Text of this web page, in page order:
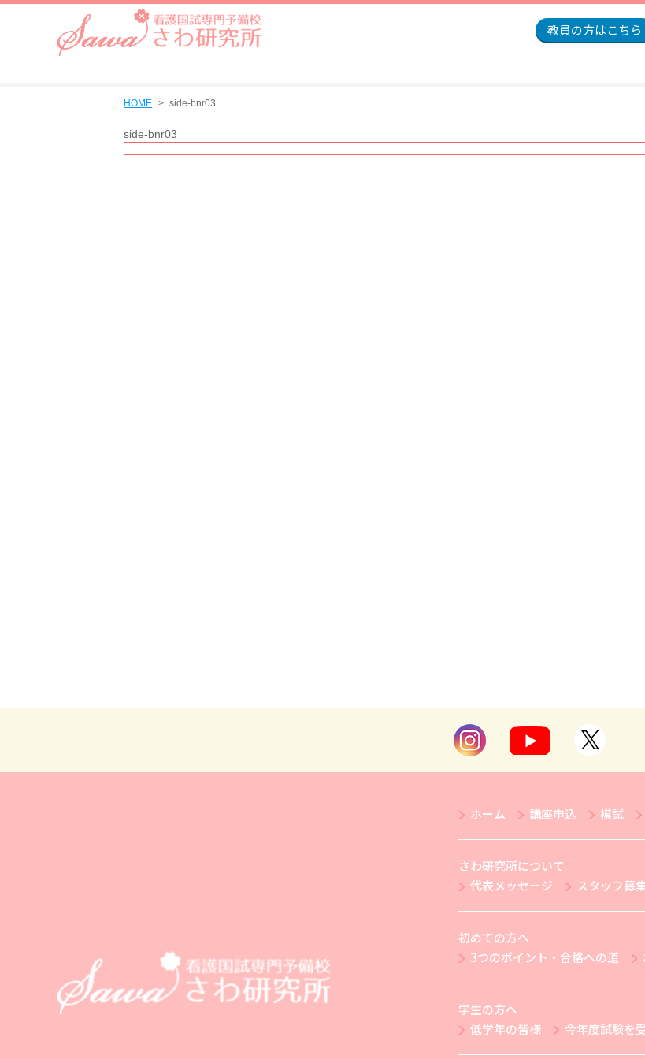
教員の方はこちら
HOME side-bnr03
side-bnr03
ホーム 講座申込 模試
さわ研究所について
代表メッセージ
スタッフ募
初めての方へ
3つのポイント・合格への道
学生の方へ
低学年の皆様
今年度試験を